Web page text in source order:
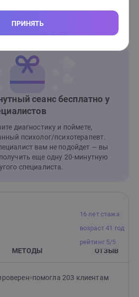
ПРИНЯТЬ
зависимости между
консультацию бесплатно
сеанс бесплатно у
диагностику и поймете,
психолог/психотерапевт.
вам не подойдет — вы
еще одну 20-минутную
специалиста.
16 лет стажа
возраст 41 год
рейтинг 5/5
МЕТОДЫ ОТЗЫВ
помогла 203 клиентам